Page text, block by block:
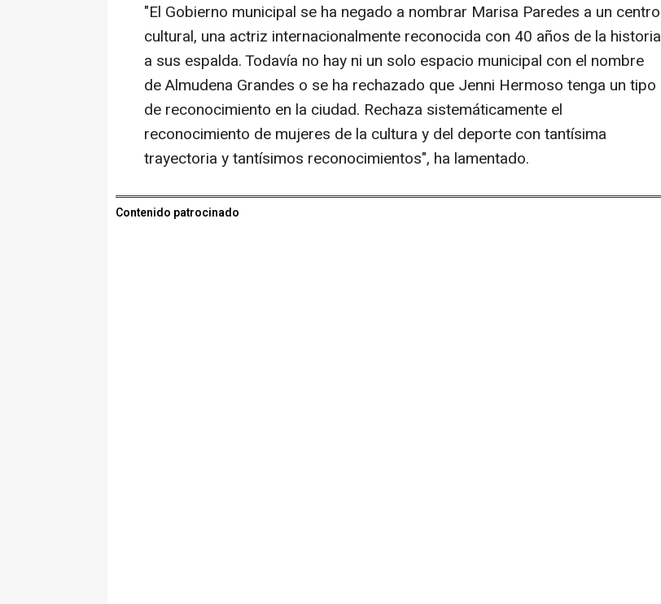
"El Gobierno municipal se ha negado a nombrar Marisa Paredes a un centro
cultural, una actriz internacionalmente reconocida con 40 años de la historia
a sus espalda. Todavía no hay ni un solo espacio municipal con el nombre
de Almudena Grandes o se ha rechazado que Jenni Hermoso tenga un tipo
de reconocimiento en la ciudad. Rechaza sistemáticamente el
reconocimiento de mujeres de la cultura y del deporte con tantísima
trayectoria y tantísimos reconocimientos", ha lamentado.
Contenido patrocinado